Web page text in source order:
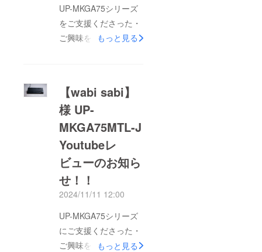
な機能も加わり、より
ゲームプレイを楽しん
で頂けるゲーミング
レビューも頂いており
ますので以下から
チェックしてみてくだ
さい。「ミオニ」様よ
り製品レビューは以下
からこちらから確認お
安くお求め頂ける割引
スロットはまだ残って
いますのでこの機会に
是非お早めに確認して
みてください！ULTRA
UP-MKGA75シリーズ
をご支援くださった・
ご興味を持って頂いて
MKGA75MTL-Jのレ
ビューを頂きました！
動画内では実際に
Apex Legendsをプレ
イ頂き、ゲームをより
楽しむことが出来るの
か、レビュー頂いてお
ります！この機会に是
非Dizzy様のレビュー
動画をチェックしてみ
てください！！動画は
もっと見る
【wabi sabi】
様 UP-
MKGA75MTL-J
Youtubeレ
ビューのお知ら
せ！！
2024/11/11 12:00
UP-MKGA75シリーズ
にご支援くださった・
ご興味を持って頂いて
もっと見る